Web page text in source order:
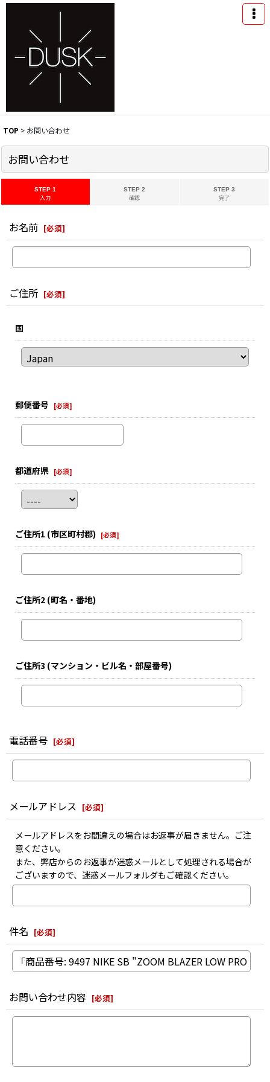
TOP > お問い合わせ
お問い合わせ
STEP 1
入力
STEP 2
確認
STEP 3
完了
お名前 [必須]
ご住所 [必須]
国
郵便番号 [必須]
都道府県 [必須]
ご住所1 (市区町村郡) [必須]
ご住所2 (町名・番地)
ご住所3 (マンション・ビル名・部屋番号)
電話番号 [必須]
メールアドレス [必須]
メールアドレスをお間違えの場合はお返事が届きません。ご注
意ください。
また、弊店からのお返事が迷惑メールとして処理される場合が
ございますので、迷惑メールフォルダもご確認ください。
件名 [必須]
お問い合わせ内容 [必須]